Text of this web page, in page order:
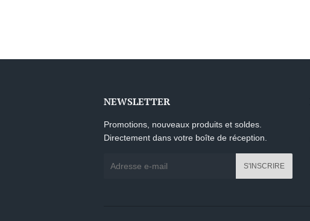
NEWSLETTER
Promotions, nouveaux produits et soldes.
Directement dans votre boîte de réception.
S'INSCRIRE